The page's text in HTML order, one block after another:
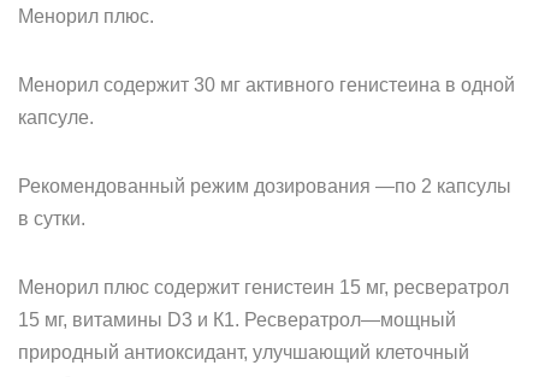
Менорил плюс.
Менорил содержит 30 мг активного генистеина в одной
капсуле.
Рекомендованный режим дозирования —по 2 капсулы
в сутки.
Менорил плюс содержит генистеин 15 мг, ресвератрол
15 мг, витамины D3 и К1. Ресвератрол—мощный
природный антиоксидант, улучшающий клеточный